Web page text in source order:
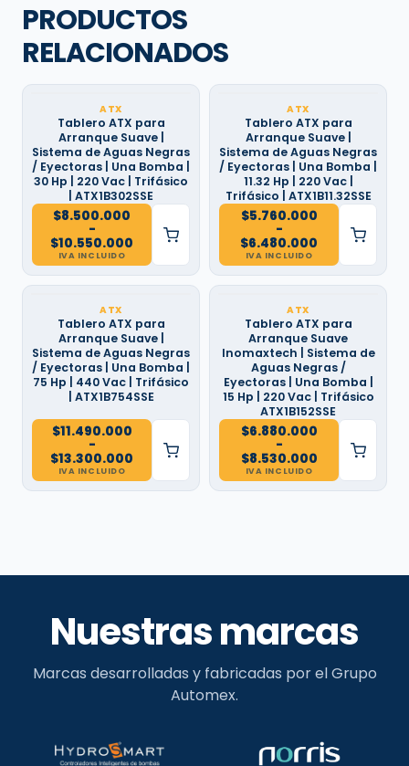
PRODUCTOS
RELACIONADOS
ATX
Tablero ATX para
Arranque Suave |
Sistema de Aguas Negras
/ Eyectoras | Una Bomba |
30 Hp | 220 Vac | Trifásico
| ATX1B302SSE
$8.500.000
-
$10.550.000
Rango
de
precios:
desde
hasta
$10.550.000
IVA INCLUIDO
ATX
Tablero ATX para
Arranque Suave |
Sistema de Aguas Negras
/ Eyectoras | Una Bomba |
11.32 Hp | 220 Vac |
Trifásico | ATX1B11.32SSE
$5.760.000
-
$6.480.000
Rango
de
precios:
desde
hasta
$6.480.000
IVA INCLUIDO
ATX
Tablero ATX para
Arranque Suave |
Sistema de Aguas Negras
/ Eyectoras | Una Bomba |
75 Hp | 440 Vac | Trifásico
| ATX1B754SSE
$11.490.000
-
$13.300.000
Rango
de
precios:
desde
IVA INCLUIDO
ATX
Tablero ATX para
Arranque Suave
Inomaxtech | Sistema de
Aguas Negras /
Eyectoras | Una Bomba |
15 Hp | 220 Vac | Trifásico
ATX1B152SSE
$6.880.000
-
$8.530.000
Rango
de
precios:
desde
IVA INCLUIDO
Nuestras marcas
Marcas desarrolladas y fabricadas por el Grupo
Automex.